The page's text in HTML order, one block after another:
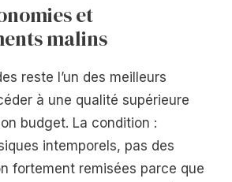
et
malins
reste l’un des meilleurs
à une qualité supérieure
budget. La condition :
intemporels, pas des
fortement remisées parce que